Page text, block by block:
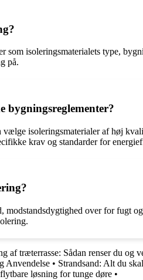
isoleringsmaterialets type,
på.
bygningsreglementer?
isoleringsmaterialer af høj
krav og standarder for
over for fugt
af træterrasse: Sådan renser du og
Anvendelse • Strandsand: Alt du
løsning for tunge døre •